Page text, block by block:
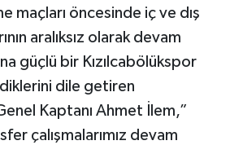
maçları öncesinde iç ve dış
aralıksız olarak devam
güçlü bir Kızılcabölükspor
dile getiren
Kaptanı Ahmet İlem,”
çalışmalarımız devam